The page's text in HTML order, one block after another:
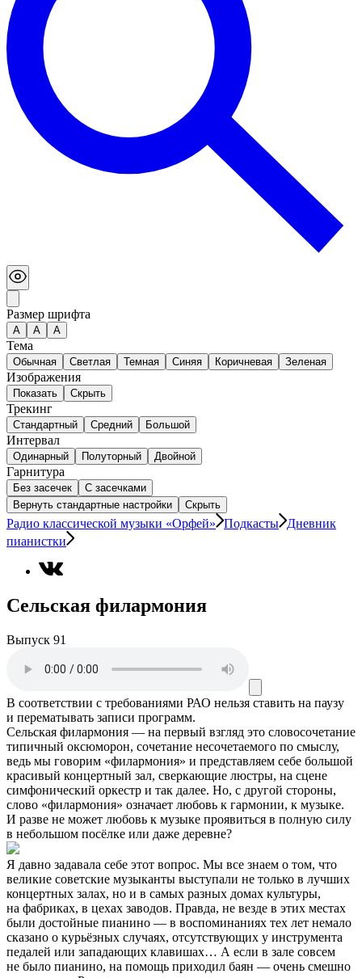
Размер шрифта
А A A
Тема
Обычная Светлая Темная Синяя Коричневая Зеленая
Изображения
Показать Скрыть
Трекинг
Стандартный Средний Большой
Интервал
Одинарный Полуторный Двойной
Гарнитура
Без засечек
С засечками
Вернуть стандартные настройки
Скрыть
Радио классической музыки «Орфей» Подкасты
Дневник
пианистки
Сельская филармония
Выпуск 91
В соответствии с требованиями РАО нельзя ставить на паузу
и перематывать записи программ.
Сельская филармония — на первый взгляд это словосочетание
типичный оксюморон, сочетание несочетаемого по смыслу,
ведь мы говорим «филармония» и представляем себе большой
красивый концертный зал, сверкающие люстры, на сцене
симфонический оркестр и так далее. Но, с другой стороны,
слово «филармония» означает любовь к гармонии, к музыке.
И разве не может любовь к музыке проявиться в полную силу
в небольшом посёлке или даже деревне?
Я давно задавала себе этот вопрос. Мы все знаем о том, что
великие советские музыканты выступали не только в лучших
концертных залах, но и в самых разных домах культуры,
на фабриках, в цехах заводов. Правда, не везде в этих местах
были достойные пианино — в воспоминаниях тех лет немало
сказано о курьёзных случаях, отсутствующих у инструмента
педалей или западающих клавишах… А если в зале совсем
не было пианино, на помощь приходил баян — очень смешно